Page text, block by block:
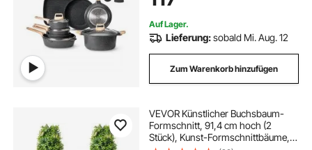
Auf Lager.
Lieferung:sobald Mi. Aug. 12
Zum Warenkorb hinzufügen
VEVOR Künstlicher Buchsbaum-
Formschnitt, 91,4 cm hoch (2
Stück), Kunst-Formschnittbäume,